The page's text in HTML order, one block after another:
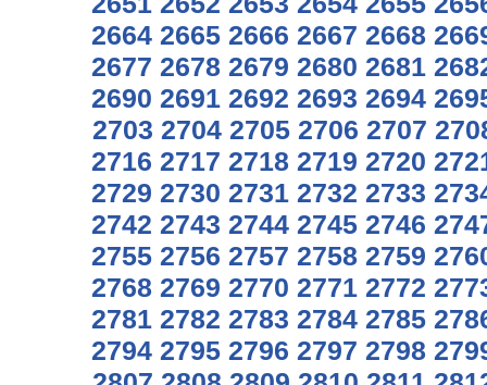
2664 2665 2666 2667 2668
2677 2678 2679 2680 2681
2690 2691 2692 2693 2694
2703 2704 2705 2706 2707
2716 2717 2718 2719 2720
2729 2730 2731 2732 2733
2742 2743 2744 2745 2746
2755 2756 2757 2758 2759
2768 2769 2770 2771 2772
2781 2782 2783 2784 2785
2794 2795 2796 2797 2798